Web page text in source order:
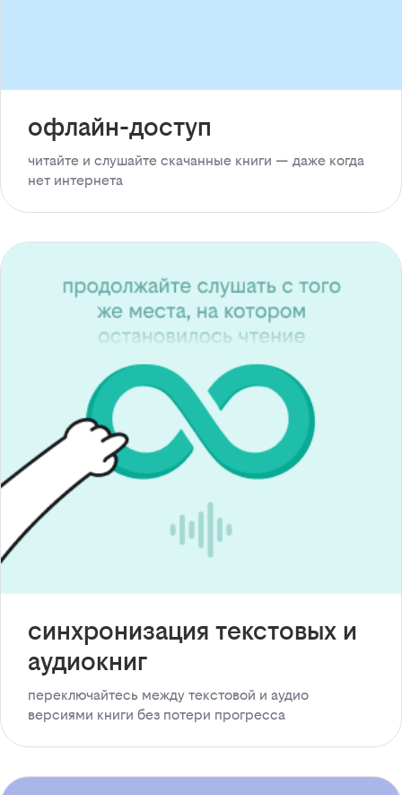
офлайн-доступ
читайте и слушайте скачанные книги — даже когда
нет интернета
синхронизация текстовых и
аудиокниг
переключайтесь между текстовой и аудио
версиями книги без потери прогресса